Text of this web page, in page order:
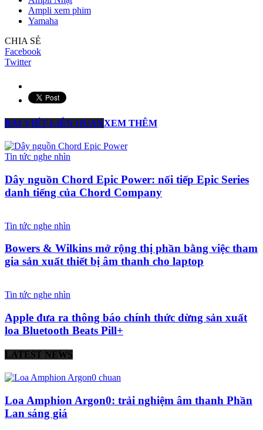
Ampli xem phim
Yamaha
CHIA SẺ
Facebook
Twitter
BÀI VIẾT LIÊN QUANXEM THÊM
Tin tức nghe nhìn
Dây nguồn Chord Epic Power: nối tiếp Epic Series
danh tiếng của Chord Company
Tin tức nghe nhìn
Bowers & Wilkins mở rộng thị phần bằng việc tham
gia sản xuất thiết bị âm thanh cho laptop
Tin tức nghe nhìn
Apple đưa ra thông báo chính thức dừng sản xuất
loa Bluetooth Beats Pill+
LATEST NEWS
Loa Amphion Argon0: trải nghiệm âm thanh Phần
Lan sáng giá